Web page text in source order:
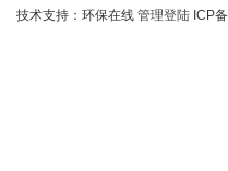
技术支持：环保在线 管理登陆 ICP